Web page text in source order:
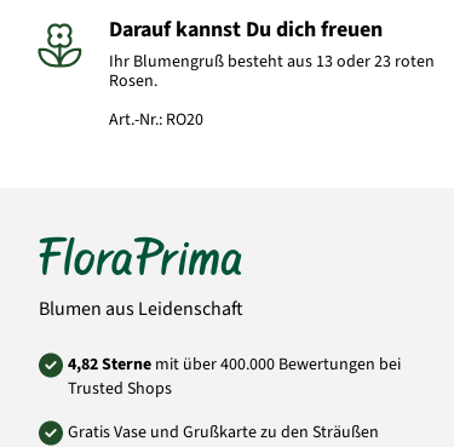
Darauf kannst Du dich freuen
Ihr Blumengruß besteht aus 13 oder 23 roten
Rosen.
Art.-Nr.: RO20
Blumen aus Leidenschaft
4,82 Sterne mit über 400.000 Bewertungen bei
Trusted Shops
Gratis Vase und Grußkarte zu den Sträußen